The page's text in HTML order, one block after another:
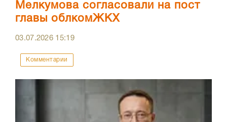
Мелкумова согласовали на пост
главы облкомЖКХ
03.07.2026 15:19
Комментарии